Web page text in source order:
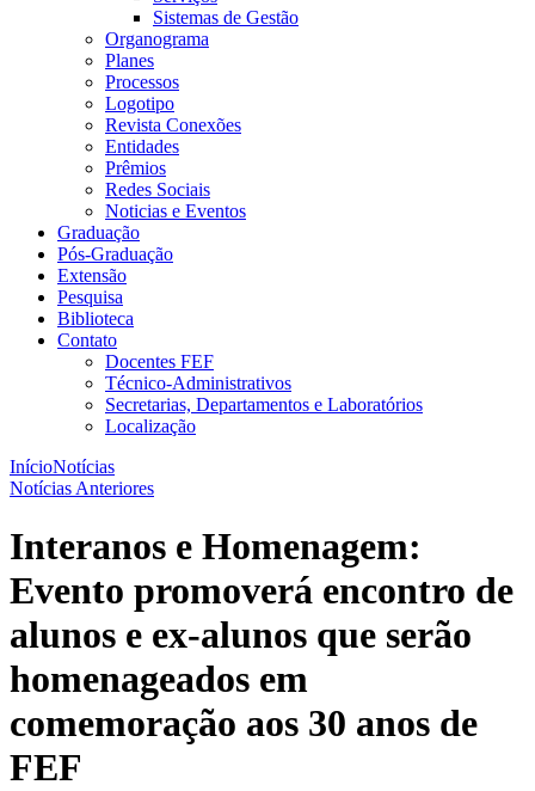
Sistemas de Gestão
Organograma
Planes
Processos
Logotipo
Revista Conexões
Entidades
Prêmios
Redes Sociais
Noticias e Eventos
Graduação
Pós-Graduação
Extensão
Pesquisa
Biblioteca
Contato
Docentes FEF
Técnico-Administrativos
Secretarias, Departamentos e Laboratórios
Localização
InícioNotícias
Notícias Anteriores
Interanos e Homenagem:
Evento promoverá encontro de
alunos e ex-alunos que serão
homenageados em
comemoração aos 30 anos de
FEF